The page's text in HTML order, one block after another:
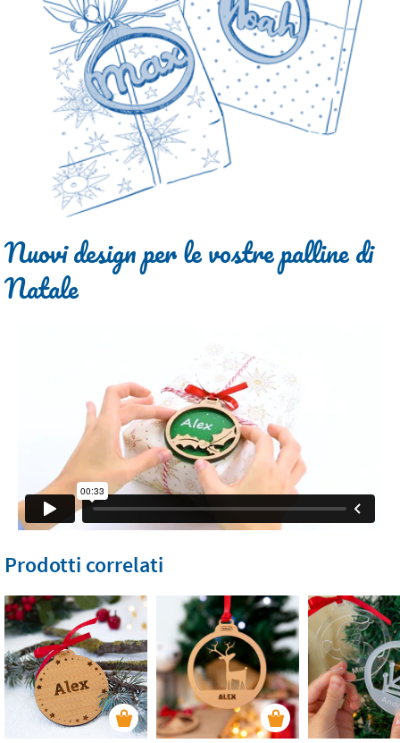
Nuovi design per le vostre palline di
Natale
Prodotti correlati